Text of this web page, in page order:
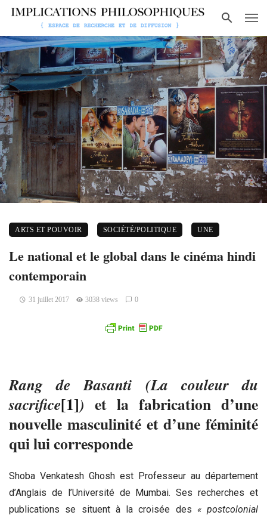
ARTS ET POUVOIR SOCIÉTÉ/POLITIQUE UNE
Le national et le global dans le cinéma hindi
contemporain
31 juillet 2017 3038 views 0
Rang de Basanti (La couleur du
sacrifice[1]) et la fabrication d’une
nouvelle masculinité et d’une féminité
qui lui corresponde
Shoba Venkatesh Ghosh est Professeur au département
d’Anglais de l’Université de Mumbai. Ses recherches et
publications se situent à la croisée des « postcolonial